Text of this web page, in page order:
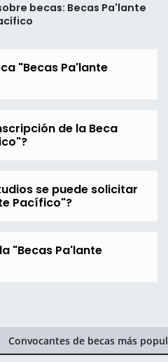
becas: Becas Pa'lante
"Becas Pa'lante
de la Beca
se puede solicitar
Pacífico"?
"Becas Pa'lante
Convocantes de becas más